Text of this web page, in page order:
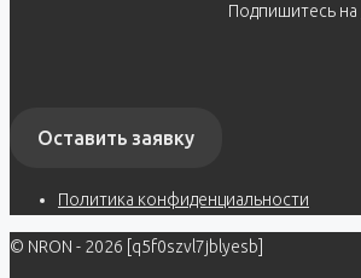
Подпишитесь на
Оставить заявку
Политика конфиденциальности
© NRON - 2026 [q5f0szvl7jblyesb]